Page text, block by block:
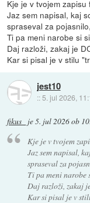
Kje je v tvojem zapisu
Jaz sem napisal, kaj
spraseval za
Ti pa meni narobe si
Daj razloži, zakaj je
Kar si pisal je v stilu
jest10
:: 5. jul 2026,
fikus_ je5. jul 2026 ob
Kje je v tvojem
Jaz sem napisal,
spraseval za
Ti pa meni narobe
Daj razloži, zakaj
Kar si pisal je v